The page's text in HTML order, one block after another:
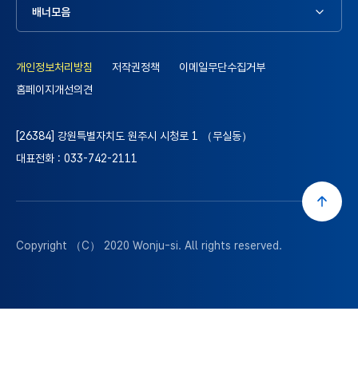
배너모음
개인정보처리방침 저작권정책
이메일무단수집거부
홈페이지개선의견
[26384] 강원특별자치도 원주시 시청로 1 （무실동）
대표전화 : 033-742-2111
Copyright （C） 2020 Wonju-si. All rights reserved.